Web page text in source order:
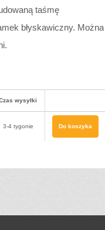
taśmę
błyskawiczny. Można
wysyłki
3-4 tygonie Do koszyka